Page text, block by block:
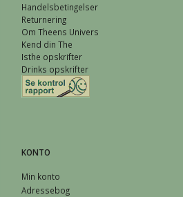
Handelsbetingelser
Returnering
Om Theens Univers
Kend din The
Isthe opskrifter
Drinks opskrifter
KONTO
Min konto
Adressebog